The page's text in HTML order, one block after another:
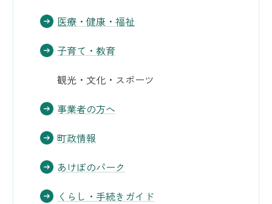
医療・健康・福祉
子育て・教育
観光・文化・スポーツ
事業者の方へ
町政情報
あけぼのパーク
くらし・手続きガイド